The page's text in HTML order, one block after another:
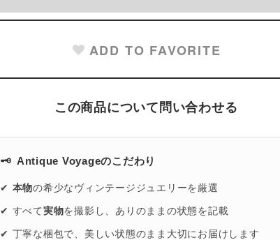
ADD TO FAVORITE
この商品について問い合わせる
🗝️ Antique Voyageのこだわり
✔ 本物の希少なヴィンテージジュエリーを厳選
✔ すべて 実物を撮影し、ありのままの状態を記載
✔ 丁寧な梱包で、美しい状態のまま大切にお届けします